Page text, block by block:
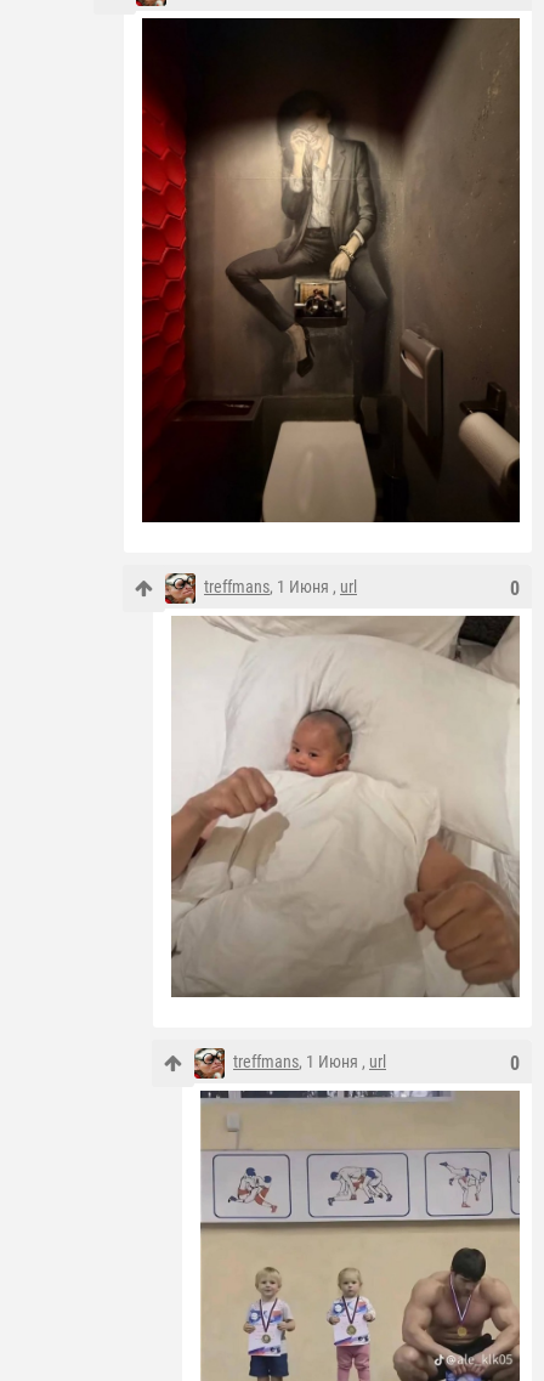
0
treffmans, 1 Июня , url
0
treffmans, 1 Июня , url